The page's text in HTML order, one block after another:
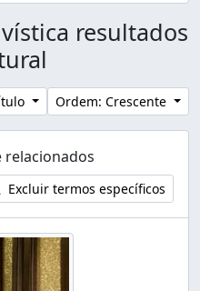
resultados
Ordem: Crescente
Excluir termos específicos